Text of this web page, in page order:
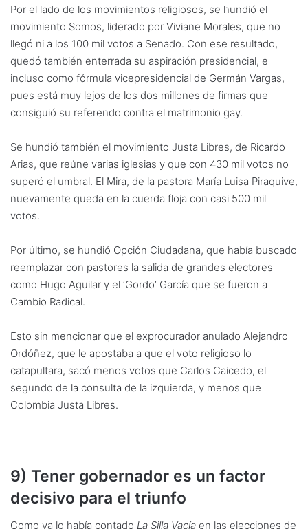
Por el lado de los movimientos religiosos, se hundió el
movimiento Somos, liderado por Viviane Morales, que no
llegó ni a los 100 mil votos a Senado. Con ese resultado,
quedó también enterrada su aspiración presidencial, e
incluso como fórmula vicepresidencial de Germán Vargas,
pues está muy lejos de los dos millones de firmas que
consiguió su referendo contra el matrimonio gay.
Se hundió también el movimiento Justa Libres, de Ricardo
Arias, que reúne varias iglesias y que con 430 mil votos no
superó el umbral. El Mira, de la pastora María Luisa Piraquive,
nuevamente queda en la cuerda floja con casi 500 mil
votos.
Por último, se hundió Opción Ciudadana, que había buscado
reemplazar con pastores la salida de grandes electores
como Hugo Aguilar y el ‘Gordo’ García que se fueron a
Cambio Radical.
Esto sin mencionar que el exprocurador anulado Alejandro
Ordóñez, que le apostaba a que el voto religioso lo
catapultara, sacó menos votos que Carlos Caicedo, el
segundo de la consulta de la izquierda, y menos que
Colombia Justa Libres.
9) Tener gobernador es un factor
decisivo para el triunfo
Como ya lo había contado La Silla Vacía en las elecciones de